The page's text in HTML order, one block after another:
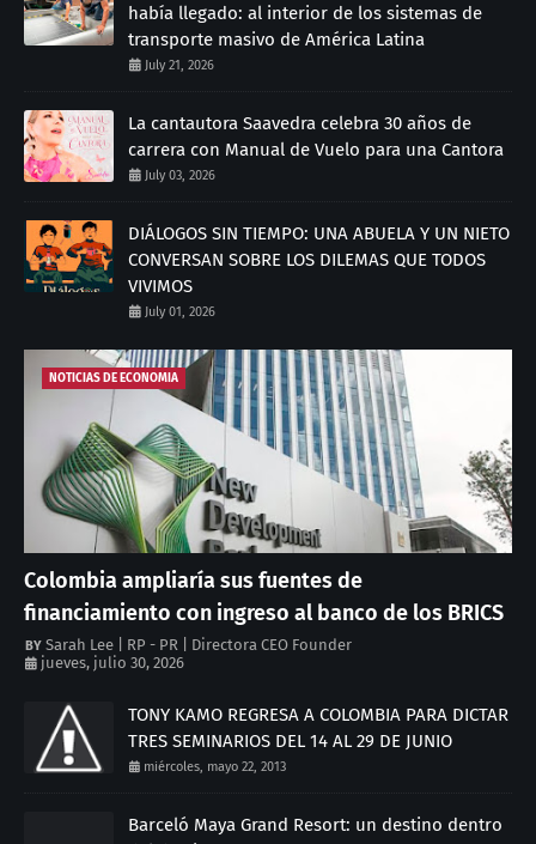
había llegado: al interior de los sistemas de
transporte masivo de América Latina
July 21, 2026
La cantautora Saavedra celebra 30 años de
carrera con Manual de Vuelo para una Cantora
July 03, 2026
DIÁLOGOS SIN TIEMPO: UNA ABUELA Y UN NIETO
CONVERSAN SOBRE LOS DILEMAS QUE TODOS
VIVIMOS
July 01, 2026
NOTICIAS DE ECONOMIA
Colombia ampliaría sus fuentes de
financiamiento con ingreso al banco de los BRICS
Sarah Lee | RP - PR | Directora CEO Founder
jueves, julio 30, 2026
TONY KAMO REGRESA A COLOMBIA PARA DICTAR
TRES SEMINARIOS DEL 14 AL 29 DE JUNIO
miércoles, mayo 22, 2013
Barceló Maya Grand Resort: un destino dentro